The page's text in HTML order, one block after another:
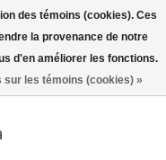
des témoins (cookies). Ces
la provenance de notre
d'en améliorer les fonctions.
sur les témoins (cookies) »